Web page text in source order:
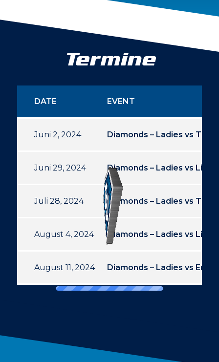
Termine
DATE EVENT
Juni 2, 2024 Diamonds – Ladies vs
Juni 29, 2024 Diamonds – Ladies vs
Juli 28, 2024 Diamonds – Ladies vs Trier
August 4, 2024 Diamonds – Ladies vs
August 11, 2024 Diamonds – Ladies vs